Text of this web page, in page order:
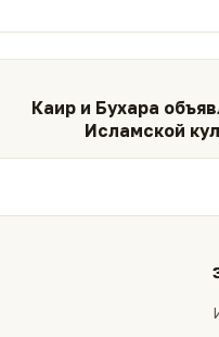
Каир и Бухара
Исламской